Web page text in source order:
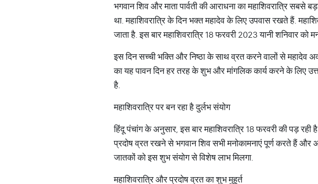
भगवान शिव और माता पार्वती की आराधना का महाशिवरात्रि सबसे
था. महाशिवरात्रि के दिन भक्त महादेव के लिए उपवास रखते हैं.
जाता है. इस बार महाशिवरात्रि 18 फरवरी 2023 यानी शनिवार को
इस दिन सच्ची भक्ति और निष्ठा के साथ व्रत करने वालों से महादेव
का यह पावन दिन हर तरह के शुभ और मांगलिक कार्य करने के लिए
है.
महाशिवरात्रि पर बन रहा है दुर्लभ संयोग
हिंदू पंचांग के अनुसार, इस बार महाशिवरात्रि 18 फरवरी की पड़ रही
प्रदोष व्रत रखने से भगवान शिव सभी मनोकामनाएं पूर्ण करते हैं और
जातकों को इस शुभ संयोग से विशेष लाभ मिलगा.
महाशिवरात्रि और प्रदोष व्रत का शुभ मुहूर्त